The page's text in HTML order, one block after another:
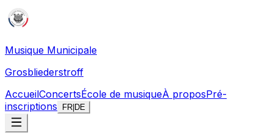
Musique Municipale
Grosbliederstroff
AccueilConcertsÉcole de musiqueÀ proposPré-
inscriptions
FR DE